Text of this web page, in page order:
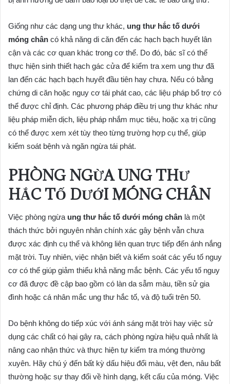
Giống như các dạng ung thư khác, ung thư hắc tố dưới
móng chân có khả năng di căn đến các hạch bạch huyết lân
cận và các cơ quan khác trong cơ thể. Do đó, bác sĩ có thể
thực hiện sinh thiết hạch gác cửa để kiểm tra xem ung thư đã
lan đến các hạch bạch huyết đầu tiên hay chưa. Nếu có bằng
chứng di căn hoặc nguy cơ tái phát cao, các liệu pháp bổ trợ có
thể được chỉ định. Các phương pháp điều trị ung thư khác như
liệu pháp miễn dịch, liệu pháp nhắm mục tiêu, hoặc xạ trị cũng
có thể được xem xét tùy theo từng trường hợp cụ thể, giúp
kiểm soát bệnh và ngăn ngừa tái phát.
PHÒNG NGỪA UNG THƯ
HẮC TỐ DƯỚI MÓNG CHÂN
Việc phòng ngừa ung thư hắc tố dưới móng chân là một
thách thức bởi nguyên nhân chính xác gây bệnh vẫn chưa
được xác định cụ thể và không liên quan trực tiếp đến ánh nắng
mặt trời. Tuy nhiên, việc nhận biết và kiểm soát các yếu tố nguy
cơ có thể giúp giảm thiểu khả năng mắc bệnh. Các yếu tố nguy
cơ đã được đề cập bao gồm có làn da sẫm màu, tiền sử gia
đình hoặc cá nhân mắc ung thư hắc tố, và độ tuổi trên 50.
Do bệnh không do tiếp xúc với ánh sáng mặt trời hay việc sử
dụng các chất có hại gây ra, cách phòng ngừa hiệu quả nhất là
nâng cao nhận thức và thực hiện tự kiểm tra móng thường
xuyên. Hãy chú ý đến bất kỳ dấu hiệu đổi màu, vệt đen, nâu bất
thường hoặc sự thay đổi về hình dạng, kết cấu của móng. Việc